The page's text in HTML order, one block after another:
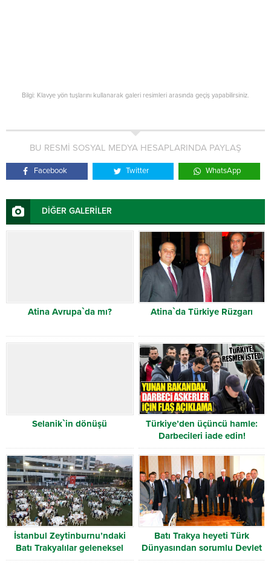
Bilgi: Klavye yön tuşlarını kullanarak galeri resimleri arasında geçiş yapabilirsiniz.
BU RESMİ SOSYAL MEDYA HESAPLARINDA PAYLAŞ
Facebook Twitter WhatsApp
DİĞER GALERİLER
Atina Avrupa`da mı? Atina`da Türkiye Rüzgarı
Selanik`in dönüşü
Türkiye’den üçüncü hamle:
Darbecileri iade edin!
İstanbul Zeytinburnu’ndaki
Batı Trakyalılar geleneksel
iftar’da buluştu
Batı Trakya heyeti Türk
Dünyasından sorumlu Devlet
Bakanı Faruk Çelik ile görüştü